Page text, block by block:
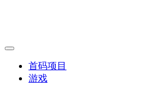
首码项目
游戏